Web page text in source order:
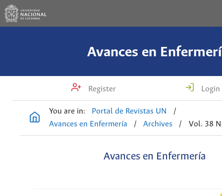
Avances en
Register Login
You are in: Portal de Revistas UN
/
Avances en Enfermería
/ Archives / Vol. 38
Avances en Enfermería